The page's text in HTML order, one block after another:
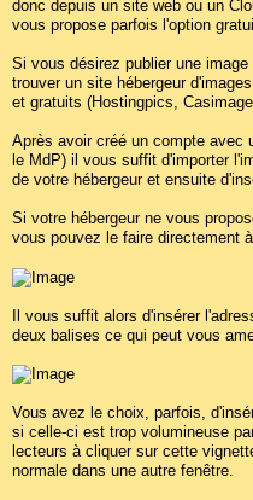
donc depuis un site web ou un
vous propose parfois l'option
Si vous désirez publier une
trouver un site hébergeur
et gratuits (Hostingpics,
Après avoir créé un compte avec
le MdP) il vous suffit d'importer
de votre hébergeur et ensuite
Si votre hébergeur ne vous
vous pouvez le faire directement
Il vous suffit alors d'insérer
deux balises ce qui peut vous
Vous avez le choix, parfois,
si celle-ci est trop volumineuse
lecteurs à cliquer sur cette
normale dans une autre fenêtre.